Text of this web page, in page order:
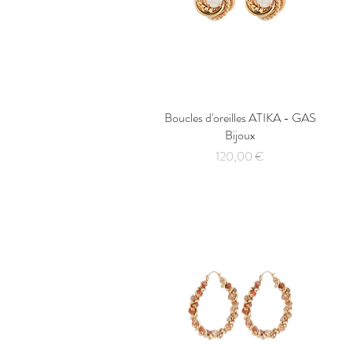
Aperçu rapide
Boucles d'oreilles ATIKA - GAS
Bijoux
Prix
120,00 €